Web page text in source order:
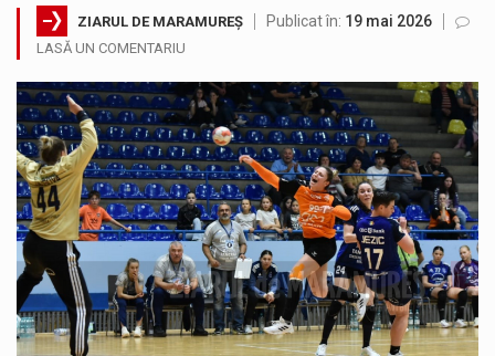
SIMULARE EXERCITIU. Prin Sistemul Unic de Apeluri de Urgență 112 a fost anunțat producerea unui accident rutier cu victime multiple,…
Temperaturile ridicate constituie factori agresivi asupra sănătăţii, extrem de nocivi, ce pot deregla echilibrul organismului. Prea multă căldură nu este…
Directorul OCPI Maramures, Daniela-Onița Ivascu, a venit cu un răspuns pentru cei care s-au intrebat în aceste zile: Dacă aplicațiile…
Testarea independentă a sistemului e-Terra, realizată de STS, DNSC și Cyberint, a mai parcurs o rundă de evaluare. Un număr…
Vremea va fi caniculară. Disconfortul termic va fi accentuat, iar indicele temperatură-umezeală (ITU) va depăși pragul critic de 80 de…
A fost finalizat proiectul care prevede un nou spatiu de joacă pentru copiii din localitatea Tulghieș. Primarul comunei Miresu Mare,…
ZIARUL DE MARAMUREȘ Publicat în: 19 mai 2026
LASĂ UN COMENTARIU